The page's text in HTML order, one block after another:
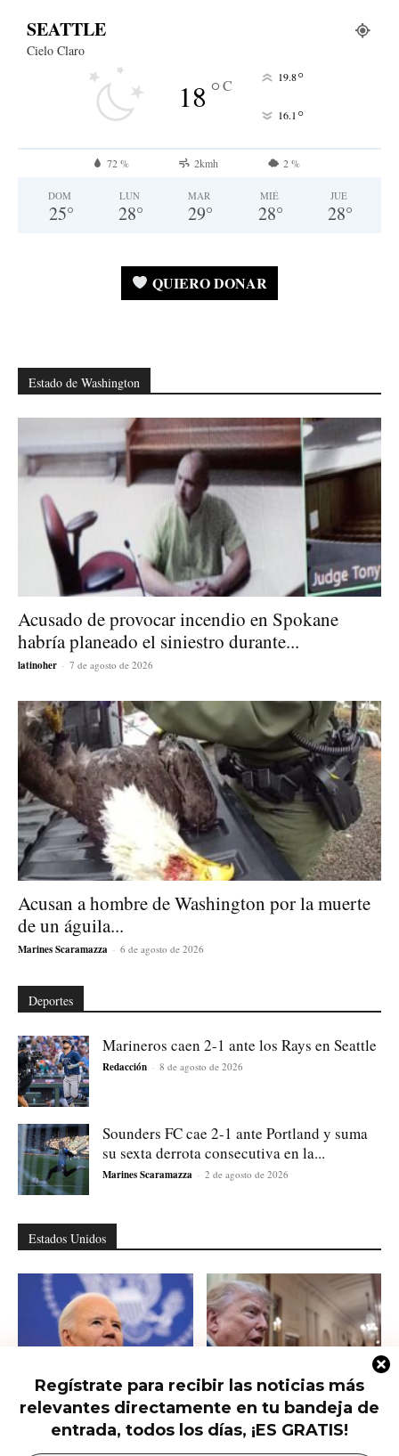
Regístrate para recibir las noticias más
relevantes directamente en tu bandeja de
entrada, todos los días, ¡ES GRATIS!
SEATTLE
Cielo Claro
18°C 19.8°
16.1 °
72 % 2kmh 2 %
DOM
25°
LUN
28°
MAR
29°
MIÉ
28°
JUE
28°
QUIERO DONAR
Estado de Washington
Acusado de provocar incendio en Spokane
habría planeado el siniestro durante...
latinoher - 7 de agosto de 2026
Acusan a hombre de Washington por la muerte
de un águila...
Marines Scaramazza - 6 de agosto de 2026
Deportes
Marineros caen 2-1 ante los Rays en Seattle
Redacción - 8 de agosto de 2026
Sounders FC cae 2-1 ante Portland y suma
su sexta derrota consecutiva en la...
Marines Scaramazza - 2 de agosto de 2026
Estados Unidos
Hunter Biden habla del cáncer de
su padre que avanzó hasta...
Qué saber del nuevo intento de
Trump de limitar la ciudadanía...